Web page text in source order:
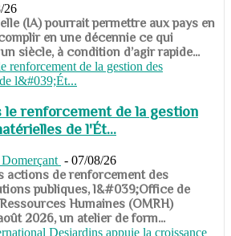
26
(IA) pourrait permettre aux pays en
en une décennie ce qui
siècle, à condition d’agir rapide...
le renforcement de la gestion
de l'Ét...
- 07/08/26
actions de renforcement des
publiques, l&#039;Office de
Humaines (OMRH)
2026, un atelier de form...